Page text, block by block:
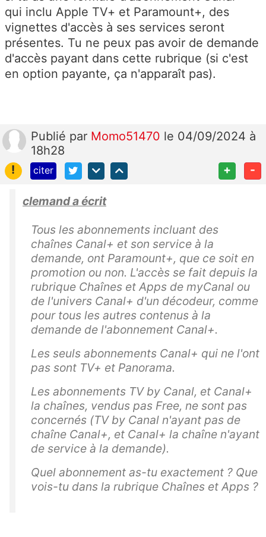
qui inclu Apple TV+ et Paramount+, des
vignettes d'accès à ses services seront
présentes. Tu ne peux pas avoir de demande
d'accès payant dans cette rubrique (si c'est
en option payante, ça n'apparaît pas).
Publié par Momo51470 le 04/09/2024 à
18h28
!
citer + -
clemand a écrit
Tous les abonnements incluant des
chaînes Canal+ et son service à la
demande, ont Paramount+, que ce soit en
promotion ou non. L'accès se fait depuis la
rubrique Chaînes et Apps de myCanal ou
de l'univers Canal+ d'un décodeur, comme
pour tous les autres contenus à la
demande de l'abonnement Canal+.
Les seuls abonnements Canal+ qui ne l'ont
pas sont TV+ et Panorama.
Les abonnements TV by Canal, et Canal+
la chaînes, vendus pas Free, ne sont pas
concernés (TV by Canal n'ayant pas de
chaîne Canal+, et Canal+ la chaîne n'ayant
de service à la demande).
Quel abonnement as-tu exactement ? Que
vois-tu dans la rubrique Chaînes et Apps ?